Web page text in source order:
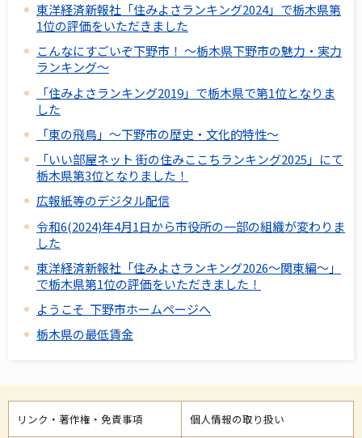
東洋経済新報社「住みよさランキング2024」で栃木県第
1位の評価をいただきました
こんなにすごいぞ下野市！ ～栃木県下野市の魅力・実力
ランキング～
「住みよさランキング2019」で栃木県で第1位となりま
した
「東の飛鳥」～下野市の歴史・文化的特性～
「いい部屋ネット 街の住みここちランキング2025」にて
栃木県第3位となりました！
広報紙等のデジタル配信
令和6(2024)年4月1日から市役所の一部の組織が変わりま
した
東洋経済新報社「住みよさランキング2026～関東編～」
で栃木県第1位の評価をいただきました！
ようこそ 下野市ホームページへ
栃木県の最低賃金
リンク・著作権・免責事項 個人情報の取り扱い